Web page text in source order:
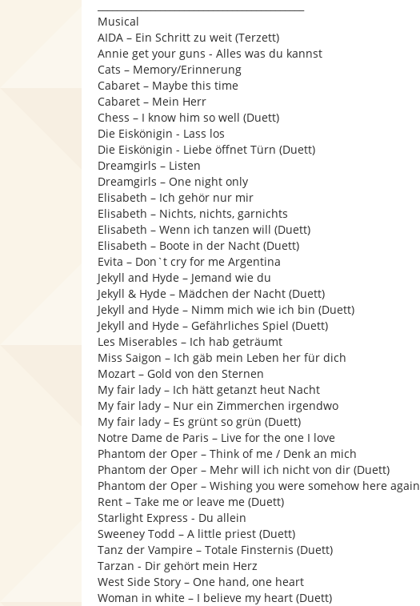
Musical
AIDA – Ein Schritt zu weit (Terzett)
Annie get your guns - Alles was du kannst
Cats – Memory/Erinnerung
Cabaret – Maybe this time
Cabaret – Mein Herr
Chess – I know him so well (Duett)
Die Eiskönigin - Lass los
Die Eiskönigin - Liebe öffnet Türn (Duett)
Dreamgirls – Listen
Dreamgirls – One night only
Elisabeth – Ich gehör nur mir
Elisabeth – Nichts, nichts, garnichts
Elisabeth – Wenn ich tanzen will (Duett)
Elisabeth – Boote in der Nacht (Duett)
Evita – Don`t cry for me Argentina
Jekyll and Hyde – Jemand wie du
Jekyll & Hyde – Mädchen der Nacht (Duett)
Jekyll and Hyde – Nimm mich wie ich bin (Duett)
Jekyll and Hyde – Gefährliches Spiel (Duett)
Les Miserables – Ich hab geträumt
Miss Saigon – Ich gäb mein Leben her für dich
Mozart – Gold von den Sternen
My fair lady – Ich hätt getanzt heut Nacht
My fair lady – Nur ein Zimmerchen irgendwo
My fair lady – Es grünt so grün (Duett)
Notre Dame de Paris – Live for the one I love
Phantom der Oper – Think of me / Denk an mich
Phantom der Oper – Mehr will ich nicht von dir (Duett)
Phantom der Oper – Wishing you were somehow here again
Rent – Take me or leave me (Duett)
Starlight Express - Du allein
Sweeney Todd – A little priest (Duett)
Tanz der Vampire – Totale Finsternis (Duett)
Tarzan - Dir gehört mein Herz
West Side Story – One hand, one heart
Woman in white – I believe my heart (Duett)